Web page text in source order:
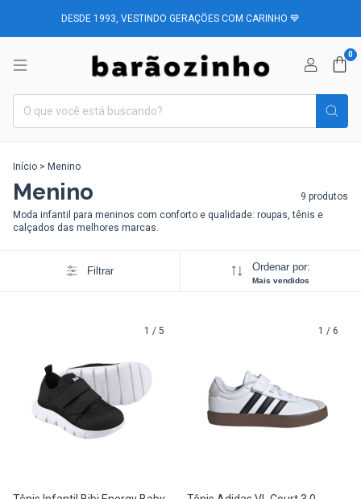
DESDE 1993, VESTINDO GERAÇÕES COM CARINHO 💙
0
Início > Menino
Menino
9 produtos
Moda infantil para meninos com conforto e qualidade: roupas, tênis e
calçados das melhores marcas.
Filtrar Ordenar por:
Mais vendidos
1 / 5 1 / 6